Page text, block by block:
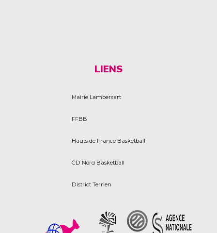
LIENS
Mairie Lambersart
FFBB
Hauts de France Basketball
CD Nord Basketball
District Terrien